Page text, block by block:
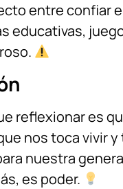
entre confiar
educativas,
reflexionar es
nos toca vivir
nuestra
es poder.